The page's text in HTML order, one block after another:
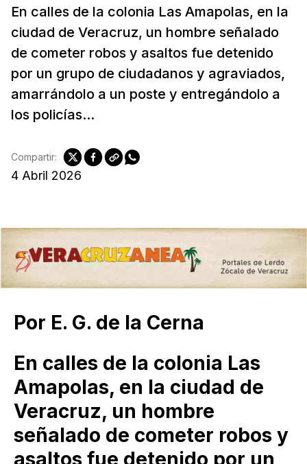
En calles de la colonia Las Amapolas, en la
ciudad de Veracruz, un hombre señalado
de cometer robos y asaltos fue detenido
por un grupo de ciudadanos y agraviados,
amarrándolo a un poste y entregándolo a
los policías...
4 Abril 2026
Compartir:
Por E. G. de la Cerna
En calles de la colonia Las
Amapolas, en la ciudad de
Veracruz, un hombre
señalado de cometer robos y
asaltos fue detenido por un